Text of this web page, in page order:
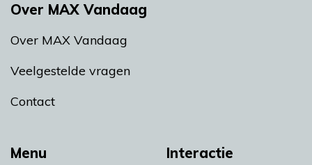
Menu Interactie
Over MAX Vandaag
Over MAX Vandaag
Veelgestelde vragen
Contact